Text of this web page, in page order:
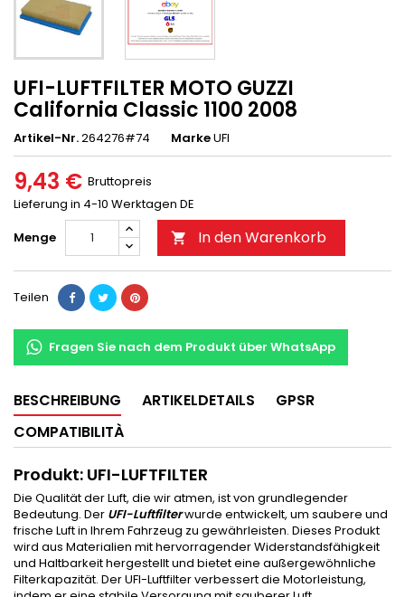
UFI-LUFTFILTER MOTO GUZZI
California Classic 1100 2008
Artikel-Nr.264276#74 MarkeUFI
9,43 € Bruttopreis
Lieferung in 4-10 Werktagen DE
Menge
 In den Warenkorb
Teilen
Fragen Sie nach dem Produkt über WhatsApp
BESCHREIBUNG ARTIKELDETAILS
GPSR
COMPATIBILITÀ
Produkt: UFI-LUFTFILTER
Die Qualität der Luft, die wir atmen, ist von grundlegender
Bedeutung. Der UFI-Luftfilterwurde entwickelt, um saubere und
frische Luft in Ihrem Fahrzeug zu gewährleisten. Dieses Produkt
wird aus Materialien mit hervorragender Widerstandsfähigkeit
und Haltbarkeit hergestellt und bietet eine außergewöhnliche
Filterkapazität. Der UFI-Luftfilter verbessert die Motorleistung,